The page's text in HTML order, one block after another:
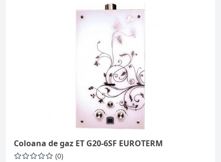
Coloana de gaz ET G20-6SF EUROTERM
(0)